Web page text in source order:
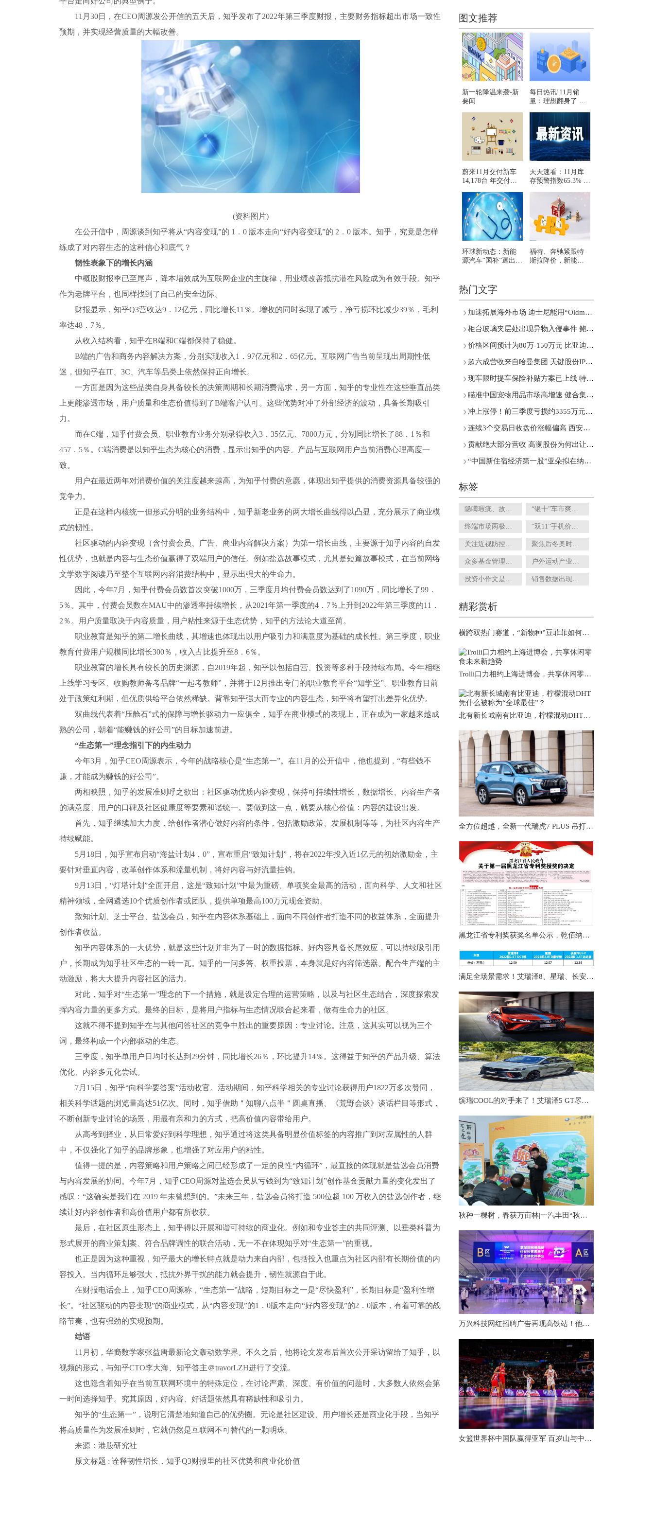
11月30日，在CEO周源发公开信的五天后，知乎发布了2022年第三季度财报，主要财务指标超出市场一致性
预期，并实现经营质量的大幅改善。
(资料图片)
在公开信中，周源谈到知乎将从“内容变现”的 1．0 版本走向“好内容变现”的 2．0 版本。知乎，究竟是怎样
练成了对内容生态的这种信心和底气？
韧性表象下的增长内涵
中概股财报季已至尾声，降本增效成为互联网企业的主旋律，用业绩改善抵抗潜在风险成为有效手段。知乎
作为老牌平台，也同样找到了自己的安全边际。
财报显示，知乎Q3营收达9．12亿元，同比增长11％。增收的同时实现了减亏，净亏损环比减少39％，毛利
率达48．7％。
从收入结构看，知乎在B端和C端都保持了稳健。
B端的广告和商务内容解决方案，分别实现收入1．97亿元和2．65亿元。互联网广告当前呈现出周期性低
迷，但知乎在IT、3C、汽车等品类上依然保持正向增长。
一方面是因为这些品类自身具备较长的决策周期和长期消费需求，另一方面，知乎的专业性在这些垂直品类
上更能渗透市场，用户质量和生态价值得到了B端客户认可。这些优势对冲了外部经济的波动，具备长期吸引
力。
而在C端，知乎付费会员、职业教育业务分别录得收入3．35亿元、7800万元，分别同比增长了88．1％和
457．5％。C端消费是以知乎生态为核心的消费，显示出知乎的内容、产品与互联网用户当前消费心理高度一
致。
用户在最近两年对消费价值的关注度越来越高，为知乎付费的意愿，体现出知乎提供的消费资源具备较强的
竞争力。
正是在这样内核统一但形式分明的业务结构中，知乎新老业务的两大增长曲线得以凸显，充分展示了商业模
式的韧性。
社区驱动的内容变现（含付费会员、广告、商业内容解决方案）为第一增长曲线，主要源于知乎内容的自发
性优势，也就是内容与生态价值赢得了双端用户的信任。例如盐选故事模式，尤其是短篇故事模式，在当前网络
文学数字阅读乃至整个互联网内容消费结构中，显示出强大的生命力。
因此，今年7月，知乎付费会员数首次突破1000万，三季度月均付费会员数达到了1090万，同比增长了99．
5％。其中，付费会员数在MAU中的渗透率持续增长，从2021年第一季度的4．7％上升到2022年第三季度的11．
2％。用户质量取决于内容质量，用户粘性来源于生态优势，知乎的方法论大道至简。
职业教育是知乎的第二增长曲线，其增速也体现出以用户吸引力和满意度为基础的成长性。第三季度，职业
教育付费用户规模同比增长300％，收入占比提升至8．6％。
职业教育的增长具有较长的历史渊源，自2019年起，知乎以包括自营、投资等多种手段持续布局。今年相继
上线学习专区、收购教师备考品牌“一起考教师”，并将于12月推出专门的职业教育平台“知学堂”。职业教育目前
处于政策红利期，但优质供给平台依然稀缺。背靠知乎强大而专业的内容生态，知乎将有望打出差异化优势。
双曲线代表着“压舱石”式的保障与增长驱动力一应俱全，知乎在商业模式的表现上，正在成为一家越来越成
熟的公司，朝着“能赚钱的好公司”的目标加速前进。
“生态第一”理念指引下的内生动力
今年3月，知乎CEO周源表示，今年的战略核心是“生态第一”。在11月的公开信中，他也提到，“有些钱不
赚，才能成为赚钱的好公司”。
两相映照，知乎的发展准则呼之欲出：社区驱动优质内容变现，保持可持续性增长，数据增长、内容生产者
的满意度、用户的口碑及社区健康度等要素和谐统一。要做到这一点，就要从核心价值：内容的建设出发。
首先，知乎继续加大力度，给创作者潜心做好内容的条件，包括激励政策、发展机制等等，为社区内容生产
持续赋能。
5月18日，知乎宣布启动“海盐计划4．0”，宣布重启“致知计划”，将在2022年投入近1亿元的初始激励金，主
要针对垂直内容，改革创作体系和流量机制，将好内容与好流量挂钩。
9月13日，“灯塔计划”全面开启，这是“致知计划”中最为重磅、单项奖金最高的活动，面向科学、人文和社区
精神领域，全网遴选10个优质创作者或团队，提供单项最高100万元现金资助。
致知计划、芝士平台、盐选会员，知乎在内容体系基础上，面向不同创作者打造不同的收益体系，全面提升
创作者收益。
知乎内容体系的一大优势，就是这些计划并非为了一时的数据指标。好内容具备长尾效应，可以持续吸引用
户，长期成为知乎社区生态的一砖一瓦。知乎的一问多答、权重投票，本身就是好内容筛选器。配合生产端的主
动激励，将大大提升内容社区的活力。
对此，知乎对“生态第一”理念的下一个措施，就是设定合理的运营策略，以及与社区生态结合，深度探索发
挥内容力量的更多方式。最终的目标，是将用户指标与生态情况联合起来看，做有生命力的社区。
这就不得不提到知乎在与其他问答社区的竞争中胜出的重要原因：专业讨论。注意，这其实可以视为三个
词，最终构成一个内部驱动的生态。
三季度，知乎单用户日均时长达到29分钟，同比增长26％，环比提升14％。这得益于知乎的产品升级、算法
优化、内容多元化尝试。
7月15日，知乎“向科学要答案”活动收官。活动期间，知乎科学相关的专业讨论获得用户1822万多次赞同，
相关科学话题的浏览量高达51亿次。同时，知乎借助＂知聊八点半＂圆桌直播、《荒野会谈》谈话栏目等形式，
不断创新专业讨论的场景，用最有亲和力的方式，把高价值内容带给用户。
从高考到择业，从日常爱好到科学理想，知乎通过将这类具备明显价值标签的内容推广到对应属性的人群
中，不仅强化了知乎的品牌形象，也增强了对应用户的粘性。
值得一提的是，内容策略和用户策略之间已经形成了一定的良性“内循环”，最直接的体现就是盐选会员消费
与内容发展的协同。今年7月，知乎CEO周源对盐选会员从亏钱到为“致知计划”创作基金贡献力量的变化发出了
感叹：“这确实是我们在 2019 年未曾想到的。”未来三年，盐选会员将打造 500位超 100 万收入的盐选创作者，继
续让好内容创作者和高价值用户都有所收获。
最后，在社区原生形态上，知乎得以开展和谐可持续的商业化。例如和专业答主的共同评测、以垂类科普为
形式展开的商业策划案、符合品牌调性的联合活动，无一不在体现知乎对“生态第一”的重视。
也正是因为这种重视，知乎最大的增长特点就是动力来自内部，包括投入也重点为社区内部有长期价值的内
容投入。当内循环足够强大，抵抗外界干扰的能力就会提升，韧性就源自于此。
在财报电话会上，知乎CEO周源称，“生态第一”战略，短期目标之一是“尽快盈利”，长期目标是“盈利性增
长”。“社区驱动的内容变现”的商业模式，从“内容变现”的1．0版本走向“好内容变现”的2．0版本，有着可靠的战
略节奏，也有强劲的实现预期。
结语
11月初，华裔数学家张益唐最新论文轰动数学界。不久之后，他将论文发布后首次公开采访留给了知乎，以
视频的形式，与知乎CTO李大海、知乎答主＠travorLZH进行了交流。
这也隐含着知乎在当前互联网环境中的特殊定位，在讨论严肃、深度、有价值的问题时，大多数人依然会第
一时间选择知乎。究其原因，好内容、好话题依然具有稀缺性和吸引力。
知乎的“生态第一”，说明它清楚地知道自己的优势圈。无论是社区建设、用户增长还是商业化手段，当知乎
将高质量作为发展准则时，它就仍然是互联网不可替代的一颗明珠。
来源：港股研究社
原文标题 : 诠释韧性增长，知乎Q3财报里的社区优势和商业化价值
图文推荐
新一轮降温来袭-新
要闻
每日热讯!11月销
量：理想翻身了 五
蔚来11月交付新车
14,178台 年交付超
天天速看：11月库
存预警指数65.3% 预
环球新动态：新能
源汽车“国补”退出倒
少消费者抓紧“上车”
福特、奔驰紧跟特
斯拉降价，新能源
热门文字
加速拓展海外市场 迪士尼能用“Oldmoney”主题公园续写神话吗？
柜台玻璃夹层处出现异物入侵事件 鲍师傅糕点致歉
价格区间预计为80万-150万元 比亚迪开始“仰望星空”
超六成营收来自哈曼集团 天键股份IPO最终能否过关？
现车限时提车保险补贴方案已上线 特斯拉再打降价牌
瞄准中国宠物用品市场高增速 健合集团引入“Zesty Paws快乐一爪”
冲上涨停！前三季度亏损约3355万元 乾景园林多次筹划易主
连续3个交易日收盘价涨幅偏高 西安饮食回应股票交易异常波动
贡献绝大部分营收 高澜股份为何出让东莞硅翔控股权？
“中国新住宿经济第一股”亚朵拟在纳斯达克挂牌上市
标签
隐瞒瑕疵、故意夸大……玉石等小众直播还能跑出来吗? “银十”车市爽约！10月乘用车市场零售量环比下滑4.3%
终端市场两极分化明显 供销社能成为区域型酒企的最佳助攻吗？ “双11”手机价格跳水 厂商如何刺激手机用户换机欲望？
关注近视防控市场：OK镜集采提上日程 离焦软镜等竞品涌现 聚焦后冬奥时代：国家高山滑雪中心雪场预告月底开板
众多基金管理人争相发行 震荡市下短债基金受追捧 户外运动产业发展规划来了！拟推公建民营模式提高建设运营效率
投资小作文是口毒鸡汤 作者大多存在灰色利益 销售数据出现负增长 设计本土化的阿迪达斯还能翻身吗？
精彩赏析
横跨双热门赛道，“新物种”豆菲菲如何引爆市场？
Trolli口力相约上海进博会，共享休闲零食未来新趋势
北有新长城南有比亚迪，柠檬混动DHT凭什么被称为“全球最佳”？
全方位超越，全新一代瑞虎7 PLUS 吊打本田CR-V
黑龙江省专利奖获奖名单公示，乾佰纳被授予银奖！
满足全场景需求！艾瑞泽8、星瑞、长安UNI-V同台竞技你选谁
缤瑞COOL的对手来了！艾瑞泽5 GT尽显战斗范儿，这才是热血青年的梦想
秋种一棵树，春获万亩林|一汽丰田“秋日私语”活动播种秋日希望
万兴科技网红招聘广告再现高铁站！他们到底为什么选择长沙？
女篮世界杯中国队赢得亚军 百岁山与中国体育相伴走向世界